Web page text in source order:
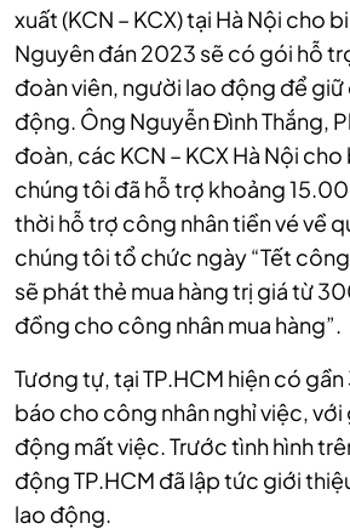
xuất (KCN – KCX) tại Hà Nội cho
Nguyên đán 2023 sẽ có gói hỗ
đoàn viên, người lao động để giữ
động. Ông Nguyễn Đình Thắng,
đoàn, các KCN – KCX Hà Nội
chúng tôi đã hỗ trợ khoảng
thời hỗ trợ công nhân tiền vé về
chúng tôi tổ chức ngày “Tết
sẽ phát thẻ mua hàng trị giá từ
đồng cho công nhân mua hàng”.
Tương tự, tại TP.HCM hiện có
báo cho công nhân nghỉ việc,
động mất việc. Trước tình hình
động TP.HCM đã lập tức giới
lao động.